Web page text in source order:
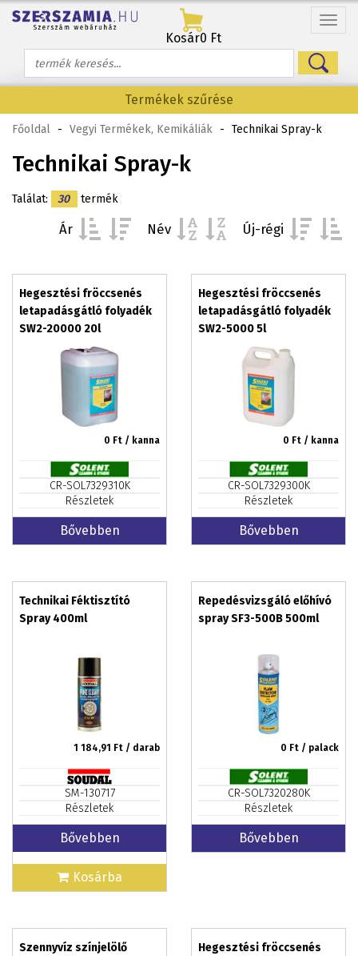
Menü
Kosár0 Ft
Termékek szűrése
Főoldal - Vegyi Termékek, Kemikáliák - Technikai Spray-k
Technikai Spray-k
Találat: 30 termék
Ár Név Új-régi
Hegesztési fröccsenés
letapadásgátló folyadék
SW2-20000 20l
0 Ft / kanna
CR-SOL7329310K
Részletek
Bővebben
Hegesztési fröccsenés
letapadásgátló folyadék
SW2-5000 5l
0 Ft / kanna
CR-SOL7329300K
Részletek
Bővebben
Technikai Féktisztító
Spray 400ml
1 184,91 Ft / darab
SM-130717
Részletek
Bővebben
Kosárba
Repedésvizsgáló előhívó
spray SF3-500B 500ml
0 Ft / palack
CR-SOL7320280K
Részletek
Bővebben
Szennyvíz színjelölő
Hegesztési fröccsenés